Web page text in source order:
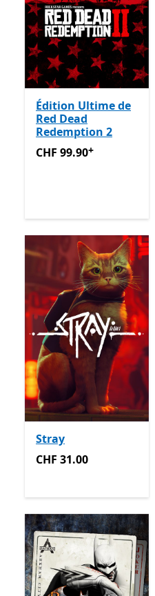
Édition Ultime de
Red Dead
Redemption 2
CHF 99.90Avec des
CHF 99.90+
Stray
CHF 31.00
CHF 31.00